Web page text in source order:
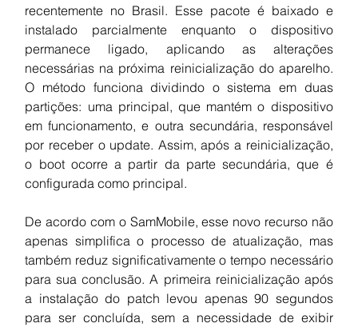
recentemente no Brasil. Esse pacote é baixado e
instalado parcialmente enquanto o dispositivo
permanece ligado, aplicando as alterações
necessárias na próxima reinicialização do aparelho.
O método funciona dividindo o sistema em duas
partições: uma principal, que mantém o dispositivo
em funcionamento, e outra secundária, responsável
por receber o update. Assim, após a reinicialização,
o boot ocorre a partir da parte secundária, que é
configurada como principal.
De acordo com o SamMobile, esse novo recurso não
apenas simplifica o processo de atualização, mas
também reduz significativamente o tempo necessário
para sua conclusão. A primeira reinicialização após
a instalação do patch levou apenas 90 segundos
para ser concluída, sem a necessidade de exibir